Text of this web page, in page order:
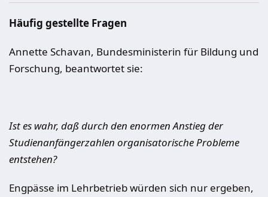
Häufig gestellte Fragen
Annette Schavan, Bundesministerin für Bildung und
Forschung, beantwortet sie:
Ist es wahr, daß durch den enormen Anstieg der
Studienanfängerzahlen organisatorische Probleme
entstehen?
Engpässe im Lehrbetrieb würden sich nur ergeben,